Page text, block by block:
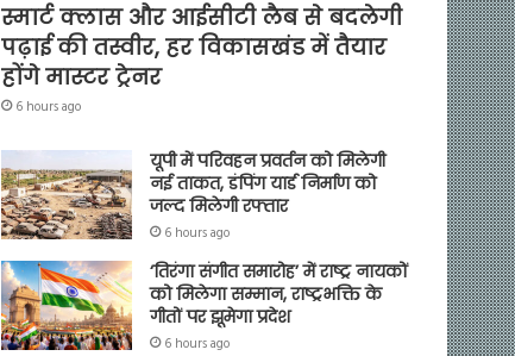
स्मार्ट क्लास और आईसीटी लैब से बदलेगी
पढ़ाई की तस्वीर, हर विकासखंड में तैयार
होंगे मास्टर ट्रेनर
6 hours ago
यूपी में परिवहन प्रवर्तन को मिलेगी
नई ताकत, डंपिंग यार्ड निर्माण को
जल्द मिलेगी रफ्तार
6 hours ago
‘तिरंगा संगीत समारोह’ में राष्ट्र नायकों
को मिलेगा सम्मान, राष्ट्रभक्ति के
गीतों पर झूमेगा प्रदेश
6 hours ago